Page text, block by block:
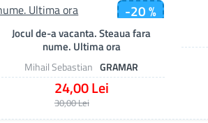
-20 %
Mihail Sebastian GRAMAR
Jocul de-a vacanta. Steaua fara
nume. Ultima ora
24,00 Lei
30,00 Lei